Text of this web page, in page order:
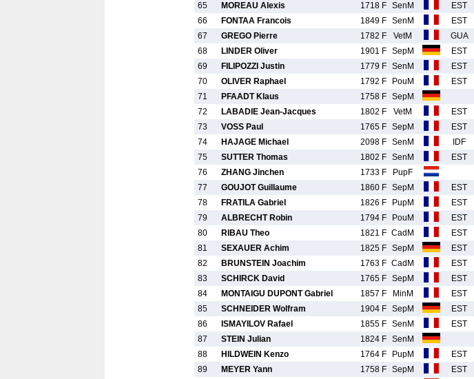
65
MOREAU Alexis 1718 F SenM EST
66
FONTAA Francois 1849 F SenM EST
67
GREGO Pierre 1782 F VetM GUA
68
LINDER Oliver 1901 F SepM EST
69
FILIPOZZI Justin 1779 F SenM EST
70
OLIVER Raphael 1792 F PouM EST
71
PFAADT Klaus 1758 F SepM
72
LABADIE Jean-Jacques 1802 F VetM EST
73
VOSS Paul 1765 F SepM EST
74
HAJAGE Michael 2098 F SenM IDF
75
SUTTER Thomas 1802 F SenM EST
76
ZHANG Jinchen 1733 F PupF
77
GOUJOT Guillaume 1860 F SepM EST
78
FRATILA Gabriel 1826 F PupM EST
79
ALBRECHT Robin 1794 F PouM EST
80
RIBAU Theo 1821 F CadM EST
81
SEXAUER Achim 1825 F SepM EST
82
BRUNSTEIN Joachim 1763 F CadM EST
83
SCHIRCK David 1765 F SepM EST
84
MONTAIGU DUPONT Gabriel 1857 F MinM EST
85
SCHNEIDER Wolfram 1904 F SepM EST
86
ISMAYILOV Rafael 1855 F SenM EST
87
STEIN Julian 1824 F SenM
88
HILDWEIN Kenzo 1764 F PupM EST
89
MEYER Yann 1758 F SepM EST